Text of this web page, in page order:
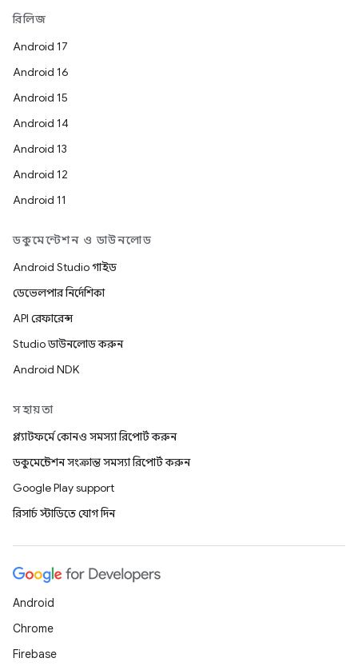
রিলিজ
Android 17
Android 16
Android 15
Android 14
Android 13
Android 12
Android 11
ডকুমেন্টেশন ও ডাউনলোড
Android Studio গাইড
ডেভেলপার নির্দেশিকা
API রেফারেন্স
Studio ডাউনলোড করুন
Android NDK
সহায়তা
প্ল্যাটফর্মে কোনও সমস্যা রিপোর্ট করুন
ডকুমেন্টেশন সংক্রান্ত সমস্যা রিপোর্ট করুন
Google Play support
রিসার্চ স্টাডিতে যোগ দিন
Android
Chrome
Firebase